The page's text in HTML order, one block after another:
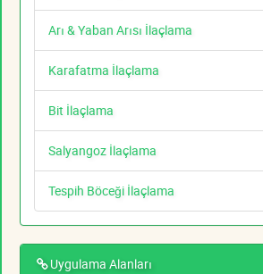
Arı & Yaban Arısı İlaçlama
Karafatma İlaçlama
Bit İlaçlama
Salyangoz İlaçlama
Tespih Böceği İlaçlama
Uygulama Alanları